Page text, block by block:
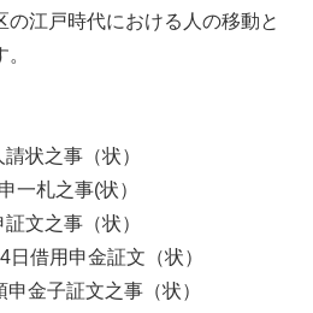
江戸時代における人の移動と
状之事（状）
一札之事(状）
文之事（状）
借用申金証文（状）
金子証文之事（状）